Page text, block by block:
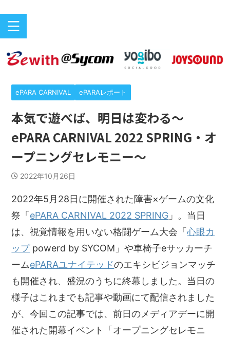
ePARA CARNIVAL ePARAレポート
本気で遊べば、明日は変わる～
ePARA CARNIVAL 2022 SPRING・オ
ープニングセレモニー〜
2022年10月26日
2022年5月28日に開催された障害×ゲームの文化
祭「ePARA CARNIVAL 2022 SPRING 」。当日
は、視覚情報を用いない格闘ゲーム大会「心眼カ
ップpowerd by SYCOM」や車椅子eサッカーチ
ームePARAユナイテッドのエキシビジョンマッチ
も開催され、盛況のうちに終幕しました。当日の
様子はこれまでも記事や動画にて配信されました
が、今回この記事では、前日のメディアデーに開
催された開幕イベント「オープニングセレモニ